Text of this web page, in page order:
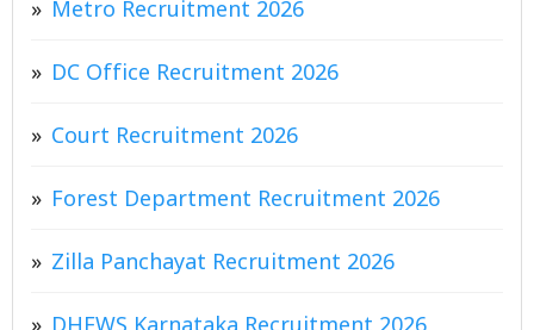
Metro Recruitment 2026
DC Office Recruitment 2026
Court Recruitment 2026
Forest Department Recruitment 2026
Zilla Panchayat Recruitment 2026